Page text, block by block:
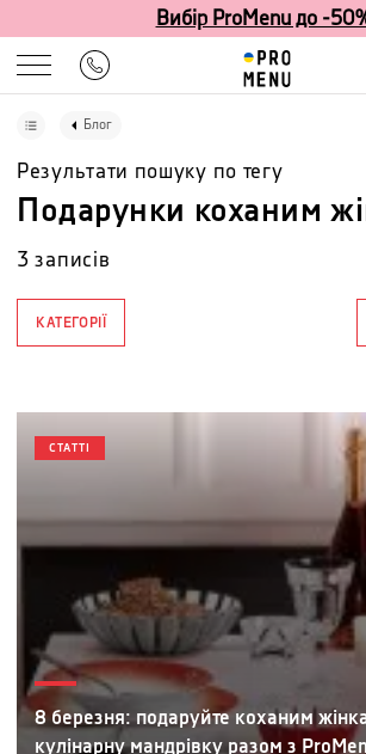
Вибір ProMenu до -
Блог
Результати пошуку по тегу
Подарунки коханим
3 записів
КАТЕГОРІЇ
СТАТТІ
8 березня: подаруйте коханим
кулінарну мандрівку разом з